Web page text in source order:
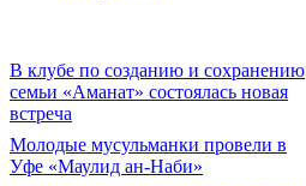
В клубе по созданию и сохранению
семьи «Аманат» состоялась новая
встреча
Молодые мусульманки провели в
Уфе «Маулид ан-Наби»